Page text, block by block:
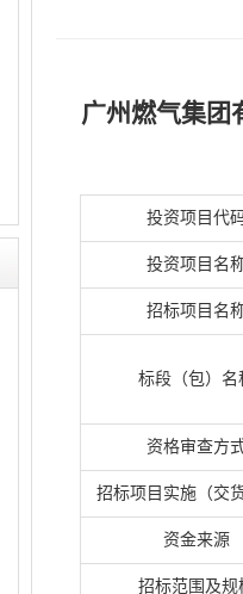
广州燃气集团
投资项目代
投资项目名
招标项目名
标段（包）名
资格审查方
招标项目实施（交
资金来源
招标范围及规